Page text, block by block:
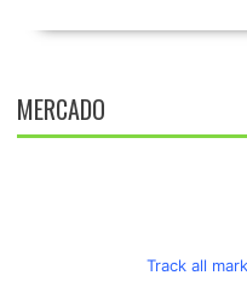
MERCADO
Track all